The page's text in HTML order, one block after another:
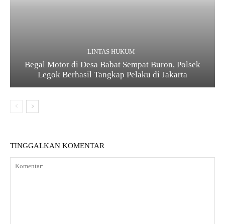
LINTAS HUKUM
Begal Motor di Desa Babat Sempat Buron, Polsek
Legok Berhasil Tangkap Pelaku di Jakarta
TINGGALKAN KOMENTAR